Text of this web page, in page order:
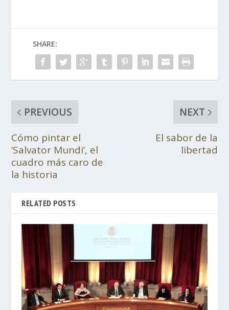
SHARE:
PREVIOUS
Cómo pintar el
‘Salvator Mundi’, el
cuadro más caro de
la historia
NEXT
El sabor de la
libertad
RELATED POSTS